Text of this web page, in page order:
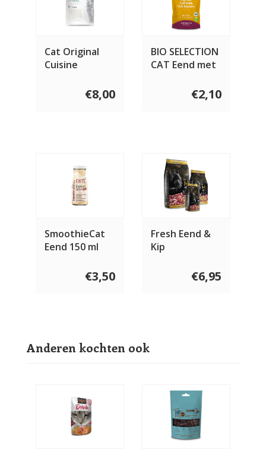
Cat Original
Cuisine
€8,00
BIO SELECTION
CAT Eend met
€2,10
SmoothieCat
Eend 150 ml
€3,50
Fresh Eend &
Kip
€6,95
Anderen kochten ook